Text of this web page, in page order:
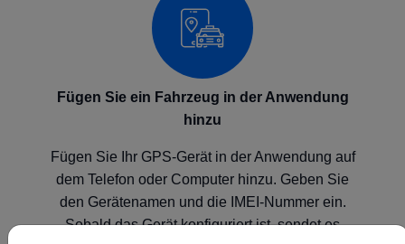
Fügen Sie ein Fahrzeug in der Anwendung
hinzu
Fügen Sie Ihr GPS-Gerät in der Anwendung auf
dem Telefon oder Computer hinzu. Geben Sie
den Gerätenamen und die IMEI-Nummer ein.
Sobald das Gerät konfiguriert ist, sendet es